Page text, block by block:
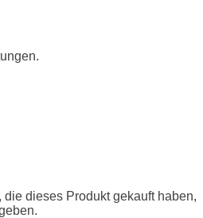
dieses Produkt gekauft haben,